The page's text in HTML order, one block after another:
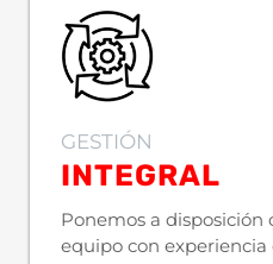
GESTIÓN
INTEGRAL
Ponemos a
equipo con experiencia